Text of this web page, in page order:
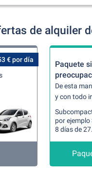
de alquiler
€ por día
Paquete
De esta
y con todo
por ejemplo
8 días de